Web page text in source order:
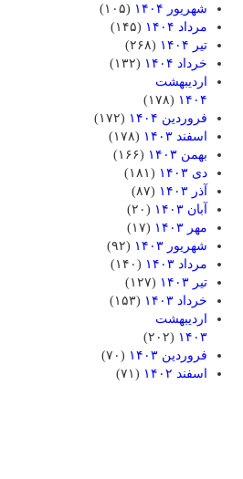
شهریور ۱۴۰۴
(۱۰۵)
مرداد ۱۴۰۴
(۱۴۵)
تیر ۱۴۰۴
(۲۶۸)
خرداد ۱۴۰۴
(۱۳۲)
اردیبهشت
۱۴۰۴ (۱۷۸)
فروردین ۱۴۰۴
(۱۷۲)
اسفند ۱۴۰۳
(۱۷۸)
بهمن ۱۴۰۳
(۱۶۶)
دی ۱۴۰۳
(۱۸۱)
آذر ۱۴۰۳
(۸۷)
آبان ۱۴۰۳
(۲۰)
مهر ۱۴۰۳
(۱۷)
شهریور ۱۴۰۳
(۹۲)
مرداد ۱۴۰۳
(۱۴۰)
تیر ۱۴۰۳
(۱۲۷)
خرداد ۱۴۰۳
(۱۵۳)
اردیبهشت
۱۴۰۳ (۲۰۲)
فروردین ۱۴۰۳
(۷۰)
اسفند ۱۴۰۲
(۷۱)